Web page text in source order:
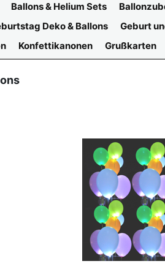
Ballons & Helium Sets
Deko & Ballons
Geburt
Konfettikanonen Grußkarten